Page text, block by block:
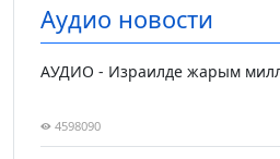
Аудио новости
АУДИО - Израилде жарым
4598090